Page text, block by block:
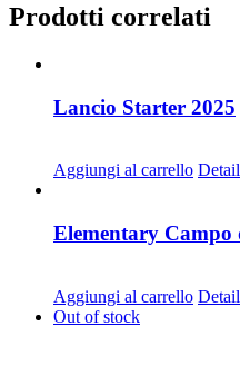
Prodotti correlati
Lancio Starter 2025
Aggiungi al carrello
Elementary Campo
Aggiungi al carrello
Out of stock